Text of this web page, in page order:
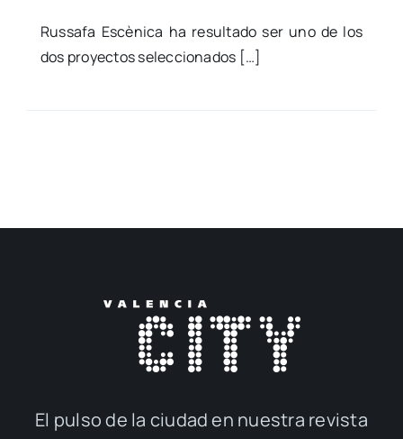
Rus­sa­fa Escè­ni­ca ha resul­ta­do ser uno de los
dos pro­yec­tos selec­cio­na­dos […]
El pul­so de la ciu­dad en nues­tra revis­ta